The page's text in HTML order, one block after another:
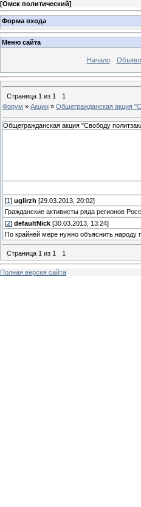
[Омск политический]
Форма входа
Меню сайта
Начало
Страница 1 из 1
1
Форум » Акции » Общегражданская акция
Общегражданская акция "Свободу
[1 ] uglirzh [29.03.2013, 20:02]
Гражданские активисты ряда регионов
[2] defaultNick [30.03.2013, 13:24]
По крайней мере нужно объяснить
Страница 1 из 1 1
Полная версия сайта